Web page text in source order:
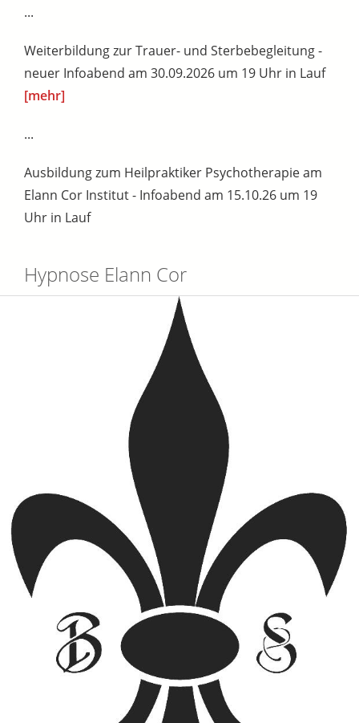
...
Weiterbildung zur Trauer- und Sterbebegleitung -
neuer Infoabend am 30.09.2026 um 19 Uhr in Lauf
[mehr]
...
Ausbildung zum Heilpraktiker Psychotherapie am
Elann Cor Institut - Infoabend am 15.10.26 um 19
Uhr in Lauf
Hypnose Elann Cor